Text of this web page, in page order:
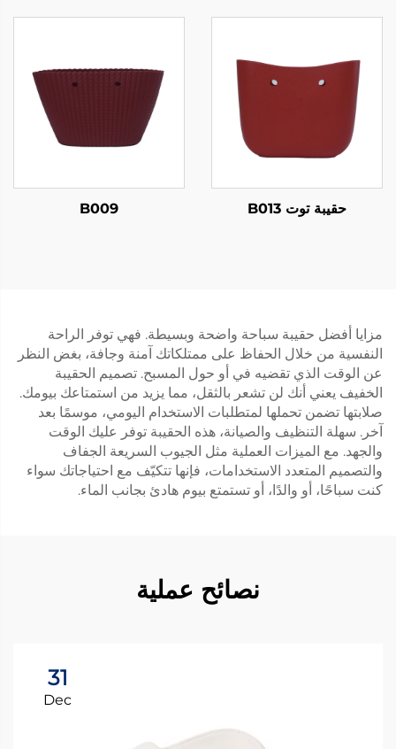
حقيبة توت B013 B009
مزايا أفضل حقيبة سباحة واضحة وبسيطة. فهي توفر الراحة
النفسية من خلال الحفاظ على ممتلكاتك آمنة وجافة، بغض النظر
عن الوقت الذي تقضيه في أو حول المسبح. تصميم الحقيبة
الخفيف يعني أنك لن تشعر بالثقل، مما يزيد من استمتاعك بيومك.
صلابتها تضمن تحملها لمتطلبات الاستخدام اليومي، موسمًا بعد
آخر. سهلة التنظيف والصيانة، هذه الحقيبة توفر عليك الوقت
والجهد. مع الميزات العملية مثل الجيوب السريعة الجفاف
والتصميم المتعدد الاستخدامات، فإنها تتكيّف مع احتياجاتك سواء
كنت سباحًا، أو والدًا، أو تستمتع بيوم هادئ بجانب الماء.
نصائح عملية
31
Dec